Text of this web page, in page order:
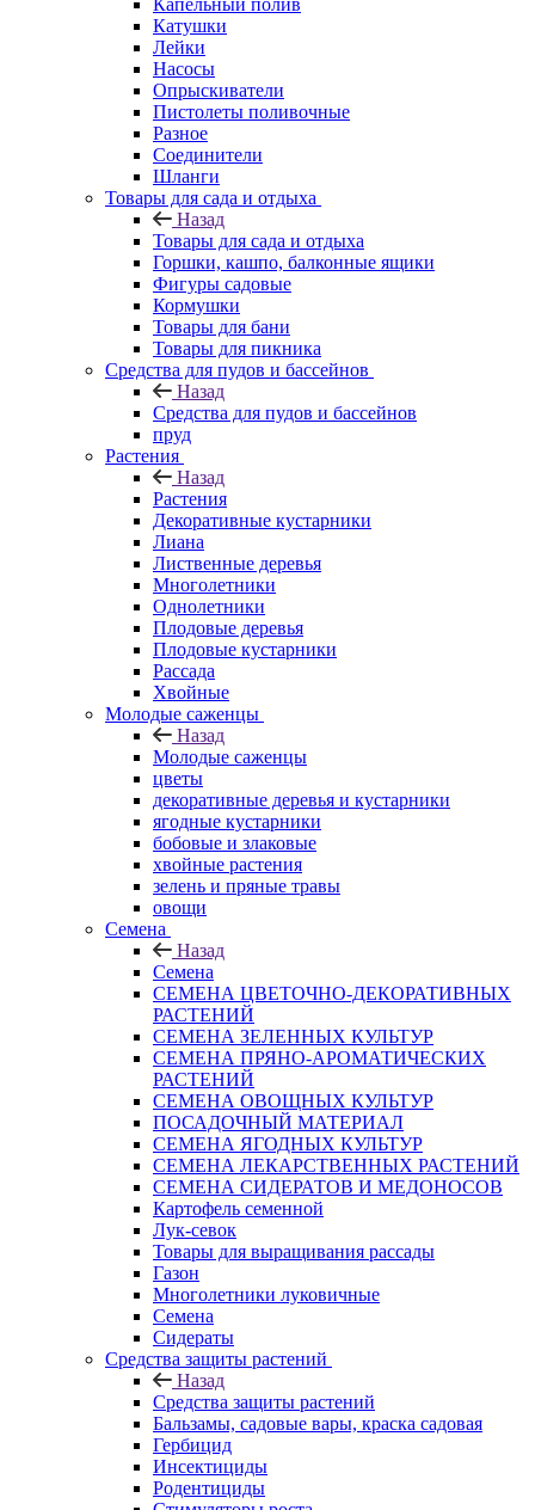
Катушки
Лейки
Насосы
Опрыскиватели
Пистолеты поливочные
Разное
Соединители
Шланги
Товары для сада и отдыха
Назад
Товары для сада и отдыха
Горшки, кашпо, балконные ящики
Фигуры садовые
Кормушки
Товары для бани
Товары для пикника
Средства для пудов и бассейнов
Назад
Средства для пудов и бассейнов
пруд
Растения
Назад
Растения
Декоративные кустарники
Лиана
Лиственные деревья
Многолетники
Однолетники
Плодовые деревья
Плодовые кустарники
Рассада
Хвойные
Молодые саженцы
Назад
Молодые саженцы
цветы
декоративные деревья и кустарники
ягодные кустарники
бобовые и злаковые
хвойные растения
зелень и пряные травы
овощи
Семена
Назад
Семена
СЕМЕНА ЦВЕТОЧНО-ДЕКОРАТИВНЫХ
РАСТЕНИЙ
СЕМЕНА ЗЕЛЕННЫХ КУЛЬТУР
СЕМЕНА ПРЯНО-АРОМАТИЧЕСКИХ
РАСТЕНИЙ
СЕМЕНА ОВОЩНЫХ КУЛЬТУР
ПОСАДОЧНЫЙ МАТЕРИАЛ
СЕМЕНА ЯГОДНЫХ КУЛЬТУР
СЕМЕНА ЛЕКАРСТВЕННЫХ РАСТЕНИЙ
СЕМЕНА СИДЕРАТОВ И МЕДОНОСОВ
Картофель семенной
Лук-севок
Товары для выращивания рассады
Газон
Многолетники луковичные
Семена
Сидераты
Средства защиты растений
Назад
Средства защиты растений
Бальзамы, садовые вары, краска садовая
Гербицид
Инсектициды
Родентициды